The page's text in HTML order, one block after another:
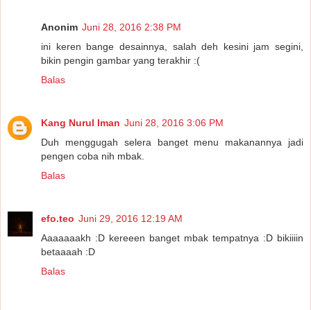
Anonim Juni 28, 2016 2:38 PM
ini keren bange desainnya, salah deh kesini jam segini,
bikin pengin gambar yang terakhir :(
Balas
Kang Nurul Iman Juni 28, 2016 3:06 PM
Duh menggugah selera banget menu makanannya jadi
pengen coba nih mbak.
Balas
efo.teo Juni 29, 2016 12:19 AM
Aaaaaaakh :D kereeen banget mbak tempatnya :D bikiiiin
betaaaah :D
Balas